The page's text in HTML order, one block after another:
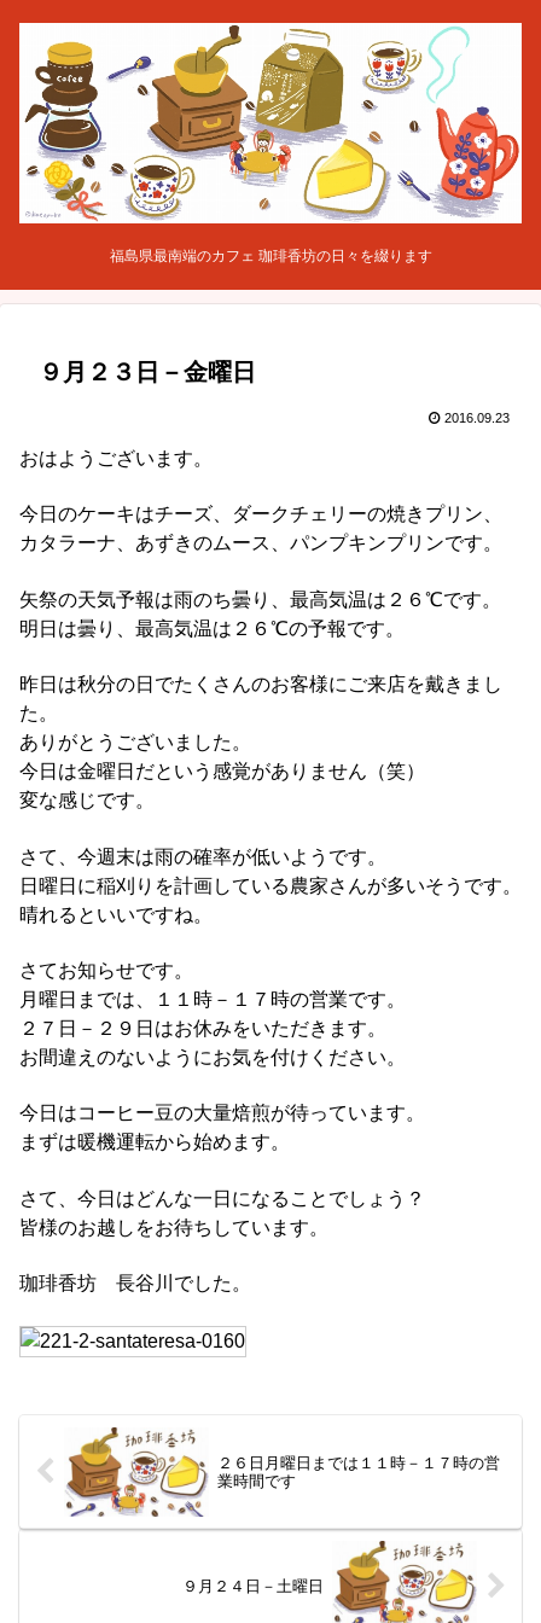
福島県最南端のカフェ 珈琲香坊の日々を綴ります
９月２３日－金曜日
2016.09.23
おはようございます。
今日のケーキはチーズ、ダークチェリーの焼きプリン、
カタラーナ、あずきのムース、パンプキンプリンです。
矢祭の天気予報は雨のち曇り、最高気温は２６℃です。
明日は曇り、最高気温は２６℃の予報です。
昨日は秋分の日でたくさんのお客様にご来店を戴きまし
た。
ありがとうございました。
今日は金曜日だという感覚がありません（笑）
変な感じです。
さて、今週末は雨の確率が低いようです。
日曜日に稲刈りを計画している農家さんが多いそうです。
晴れるといいですね。
さてお知らせです。
月曜日までは、１１時－１７時の営業です。
２７日－２９日はお休みをいただきます。
お間違えのないようにお気を付けください。
今日はコーヒー豆の大量焙煎が待っています。
まずは暖機運転から始めます。
さて、今日はどんな一日になることでしょう？
皆様のお越しをお待ちしています。
珈琲香坊 長谷川でした。
２６日月曜日までは１１時－１７時の営
業時間です
９月２４日－土曜日